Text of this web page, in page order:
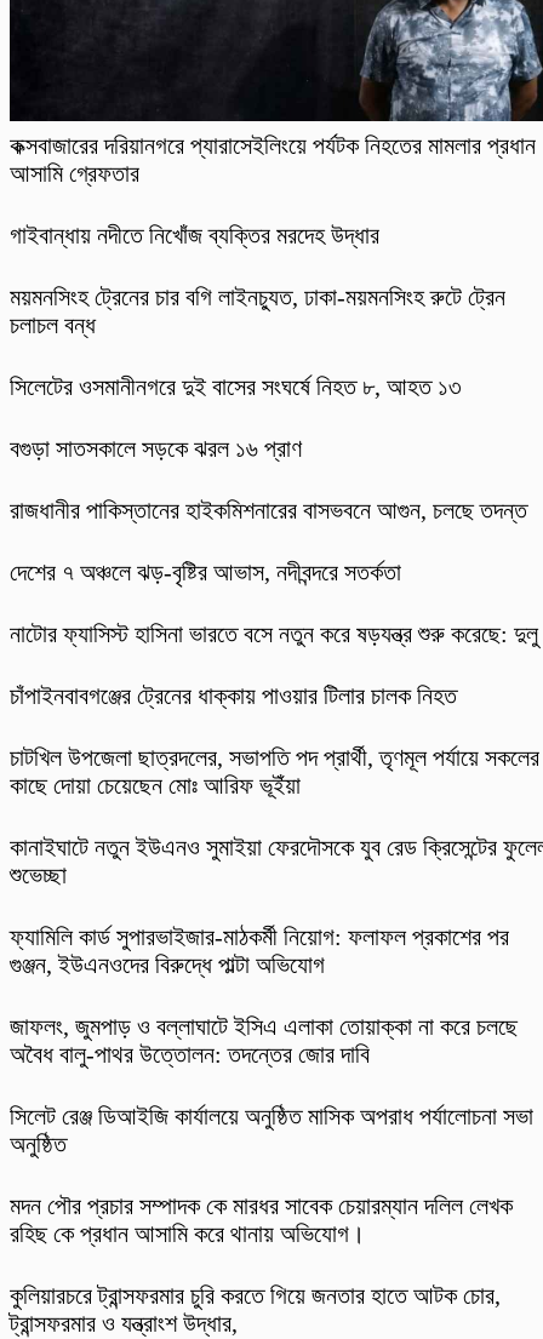
কক্সবাজারের দরিয়ানগরে প্যারাসেইলিংয়ে পর্যটক নিহতের মামলার প্রধান
আসামি গ্রেফতার
গাইবান্ধায় নদীতে নিখোঁজ ব্যক্তির মরদেহ উদ্ধার
ময়মনসিংহ ট্রেনের চার বগি লাইনচ্যুত, ঢাকা-ময়মনসিংহ রুটে ট্রেন
চলাচল বন্ধ
সিলেটের ওসমানীনগরে দুই বাসের সংঘর্ষে নিহত ৮, আহত ১৩
বগুড়া সাতসকালে সড়কে ঝরল ১৬ প্রাণ
রাজধানীর পাকিস্তানের হাইকমিশনারের বাসভবনে আগুন, চলছে তদন্ত
দেশের ৭ অঞ্চলে ঝড়-বৃষ্টির আভাস, নদীবন্দরে সতর্কতা
নাটোর ফ্যাসিস্ট হাসিনা ভারতে বসে নতুন করে ষড়যন্ত্র শুরু করেছে: দুলু
চাঁপাইনবাবগঞ্জের ট্রেনের ধাক্কায় পাওয়ার টিলার চালক নিহত
চাটখিল উপজেলা ছাত্রদলের, সভাপতি পদ প্রার্থী, তৃণমূল পর্যায়ে সকলের
কাছে দোয়া চেয়েছেন মোঃ আরিফ ভূইঁয়া
কানাইঘাটে নতুন ইউএনও সুমাইয়া ফেরদৌসকে যুব রেড ক্রিসেন্টের
শুভেচ্ছা
ফ্যামিলি কার্ড সুপারভাইজার-মাঠকর্মী নিয়োগ: ফলাফল প্রকাশের পর
গুঞ্জন, ইউএনওদের বিরুদ্ধে পাল্টা অভিযোগ
​জাফলং, জুমপাড় ও বল্লাঘাটে ইসিএ এলাকা তোয়াক্কা না করে চলছে
অবৈধ বালু-পাথর উত্তোলন: তদন্তের জোর দাবি
‎সিলেট রেঞ্জ ডিআইজি কার্যালয়ে অনুষ্ঠিত মাসিক অপরাধ পর্যালোচনা সভা
অনুষ্ঠিত
মদন পৌর প্রচার সম্পাদক কে মারধর সাবেক চেয়ারম্যান দলিল লেখক
রহিছ কে প্রধান আসামি করে থানায় অভিযোগ।
কুলিয়ারচরে ট্রান্সফরমার চুরি করতে গিয়ে জনতার হাতে আটক চোর,
ট্রান্সফরমার ও যন্ত্রাংশ উদ্ধার,